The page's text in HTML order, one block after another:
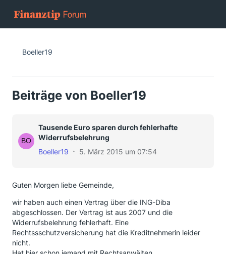
Boeller19
Beiträge von Boeller19
Tausende Euro sparen durch fehlerhafte
Widerrufsbelehrung
Boeller19
5. März 2015 um 07:54
Guten Morgen liebe Gemeinde,
wir haben auch einen Vertrag über die ING-Diba
abgeschlossen. Der Vertrag ist aus 2007 und die
Widerrufsbelehrung fehlerhaft. Eine
Rechtssschutzversicherung hat die Kreditnehmerin leider
nicht.